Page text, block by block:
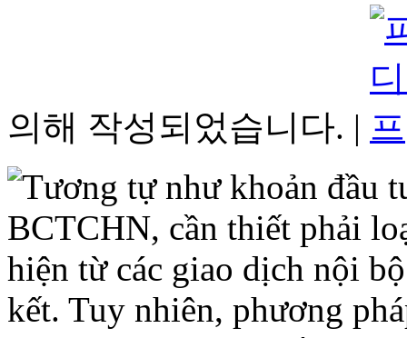
의해 작성되었습니다. |
Tương tự như khoản đầu
BCTCHN, cần thiết phải
hiện từ các giao dịch nội
kết. Tuy nhiên, phương